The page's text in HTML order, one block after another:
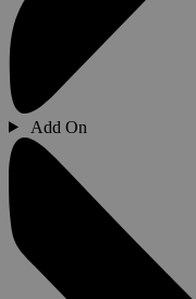
Add On